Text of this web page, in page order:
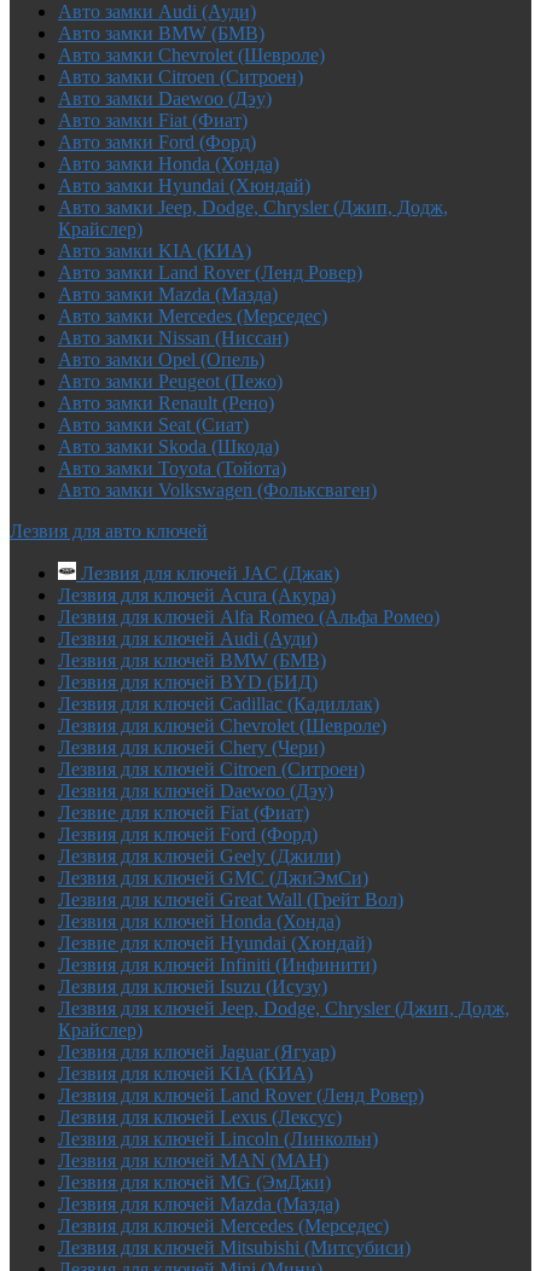
Авто замки Audi (Ауди)
Авто замки BMW (БМВ)
Авто замки Chevrolet (Шевроле)
Авто замки Citroen (Ситроен)
Авто замки Daewoo (Дэу)
Авто замки Fiat (Фиат)
Авто замки Ford (Форд)
Авто замки Honda (Хонда)
Авто замки Hyundai (Хюндай)
Авто замки Jeep, Dodge, Chrysler (Джип, Додж,
Крайслер)
Авто замки KIA (КИА)
Авто замки Land Rover (Ленд Ровер)
Авто замки Mazda (Мазда)
Авто замки Mercedes (Мерседес)
Авто замки Nissan (Ниссан)
Авто замки Opel (Опель)
Авто замки Peugeot (Пежо)
Авто замки Renault (Рено)
Авто замки Seat (Сиат)
Авто замки Skoda (Шкода)
Авто замки Toyota (Тойота)
Авто замки Volkswagen (Фольксваген)
Лезвия для авто ключей
Лезвия для ключей JAC (Джак)
Лезвия для ключей Acura (Акура)
Лезвия для ключей Alfa Romeo (Альфа Ромео)
Лезвия для ключей Audi (Ауди)
Лезвия для ключей BMW (БМВ)
Лезвия для ключей BYD (БИД)
Лезвия для ключей Cadillac (Кадиллак)
Лезвия для ключей Chevrolet (Шевроле)
Лезвия для ключей Chery (Чери)
Лезвия для ключей Citroen (Ситроен)
Лезвия для ключей Daewoo (Дэу)
Лезвие для ключей Fiat (Фиат)
Лезвия для ключей Ford (Форд)
Лезвия для ключей Geely (Джили)
Лезвия для ключей GMC (ДжиЭмСи)
Лезвия для ключей Great Wall (Грейт Вол)
Лезвия для ключей Honda (Хонда)
Лезвие для ключей Hyundai (Хюндай)
Лезвия для ключей Infiniti (Инфинити)
Лезвия для ключей Isuzu (Исузу)
Лезвия для ключей Jeep, Dodge, Chrysler (Джип, Додж,
Крайслер)
Лезвия для ключей Jaguar (Ягуар)
Лезвия для ключей KIA (КИА)
Лезвия для ключей Land Rover (Ленд Ровер)
Лезвия для ключей Lexus (Лексус)
Лезвия для ключей Lincoln (Линкольн)
Лезвия для ключей MAN (МАН)
Лезвия для ключей MG (ЭмДжи)
Лезвия для ключей Mazda (Мазда)
Лезвия для ключей Mercedes (Мерседес)
Лезвия для ключей Mitsubishi (Митсубиси)